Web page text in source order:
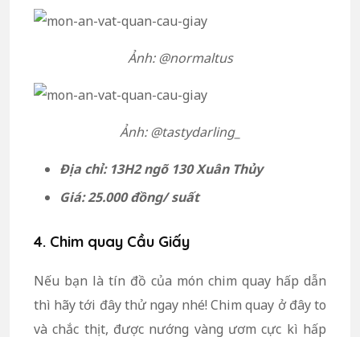
Ảnh: @normaltus
Ảnh: @tastydarling_
Địa chỉ: 13H2 ngõ 130 Xuân Thủy
Giá:25.000 đồng/ suất
4. Chim quay Cầu Giấy
Nếu bạn là tín đồ của món chim quay hấp dẫn
thì hãy tới đây thử ngay nhé! Chim quay ở đây to
và chắc thịt, được nướng vàng ươm cực kì hấp